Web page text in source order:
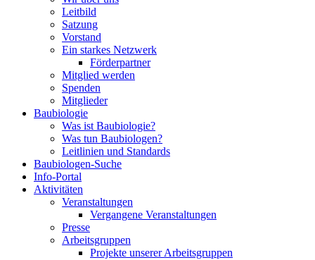
Leitbild
Satzung
Vorstand
Ein starkes Netzwerk
Förderpartner
Mitglied werden
Spenden
Mitglieder
Baubiologie
Was ist Baubiologie?
Was tun Baubiologen?
Leitlinien und Standards
Baubiologen-Suche
Info-Portal
Aktivitäten
Veranstaltungen
Vergangene Veranstaltungen
Presse
Arbeitsgruppen
Projekte unserer Arbeitsgruppen